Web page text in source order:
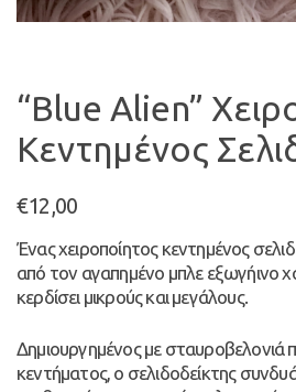
“Blue Alien”
Κεντημένος
€12,00
Ένας χειροποίητος κεντημένος
από τον αγαπημένο μπλε εξωγήινο
κερδίσει μικρούς και μεγάλους.
Δημιουργημένος με σταυροβελονιά
κεντήματος, ο σελιδοδείκτης